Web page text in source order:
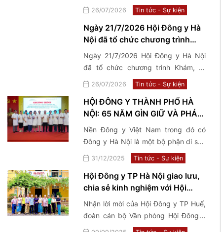
công tác thi đua khen thưởng 6
tháng đầu năm, triển khai nhiệm vụ
trọng tâm 6 tháng cuối năm 2026
26/07/2026 Tin tức - Sự kiện
Ngày 21/7/2026 Hội Đông y Hà
Nội đã tổ chức chương trình
Khám, tư vấn sức khoẻ và tặng
quà thương binh, bệnh binh,
thân nhân, gia đình Liệt sĩ và
người có công với cách mạng
tại 2 xã Phúc Sơn và ...
Ngày 21/7/2026 Hội Đông y Hà Nội
đã tổ chức chương trình Khám, tư
vấn sức khoẻ và tặng quà thương
binh, bệnh binh, thân nhân, gia đình
Liệt sĩ và người có công với cách
mạng tại 2 xã Phúc Sơn và Phú Nghĩa
26/07/2026 Tin tức - Sự kiện
HỘI ĐÔNG Y THÀNH PHỐ HÀ
NỘI: 65 NĂM GÌN GIỮ VÀ PHÁT
HUY TINH HOA Y HỌC CỔ
TRUYỀN VIỆT NAM
Nền Đông y Việt Nam trong đó có
Đông y Hà Nội là một bộ phận di sản
của nền văn hoá Việt Nam, có lịch sử
phát triển hàng ngàn năm cùng với
tiến trình lịch sử của dân tộc.
31/12/2025 Tin tức - Sự kiện
Hội Đông y TP Hà Nội giao lưu,
chia sẻ kinh nghiệm với Hội
Đông y TP Huế
Nhận lời mời của Hội Đông y TP Huế,
đoàn cán bộ Văn phòng Hội Đông y
TP Hà Nội đã có chuyến công tác,